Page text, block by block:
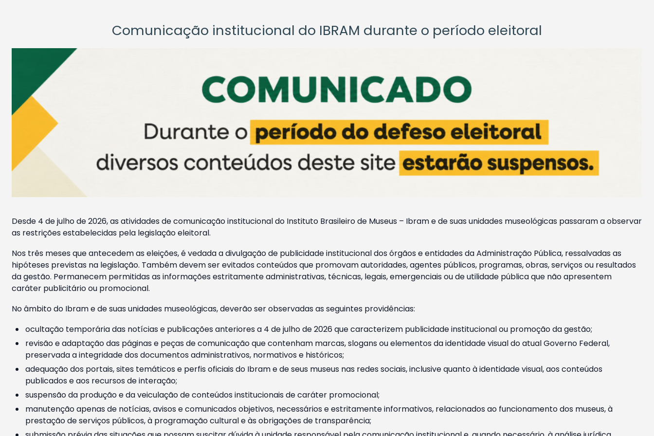
Comunicação institucional do IBRAM durante o período eleitoral
Desde 4 de julho de 2026, as atividades de comunicação institucional do Instituto Brasileiro de Museus – Ibram e de suas unidades museológicas passaram a observar
as restrições estabelecidas pela legislação eleitoral.
Nos três meses que antecedem as eleições, é vedada a divulgação de publicidade institucional dos órgãos e entidades da Administração Pública, ressalvadas as
hipóteses previstas na legislação. Também devem ser evitados conteúdos que promovam autoridades, agentes públicos, programas, obras, serviços ou resultados
da gestão. Permanecem permitidas as informações estritamente administrativas, técnicas, legais, emergenciais ou de utilidade pública que não apresentem
caráter publicitário ou promocional.
No âmbito do Ibram e de suas unidades museológicas, deverão ser observadas as seguintes providências:
ocultação temporária das notícias e publicações anteriores a 4 de julho de 2026 que caracterizem publicidade institucional ou promoção da gestão;
revisão e adaptação das páginas e peças de comunicação que contenham marcas, slogans ou elementos da identidade visual do atual Governo Federal,
preservada a integridade dos documentos administrativos, normativos e históricos;
adequação dos portais, sites temáticos e perfis oficiais do Ibram e de seus museus nas redes sociais, inclusive quanto à identidade visual, aos conteúdos
publicados e aos recursos de interação;
suspensão da produção e da veiculação de conteúdos institucionais de caráter promocional;
manutenção apenas de notícias, avisos e comunicados objetivos, necessários e estritamente informativos, relacionados ao funcionamento dos museus, à
prestação de serviços públicos, à programação cultural e às obrigações de transparência;